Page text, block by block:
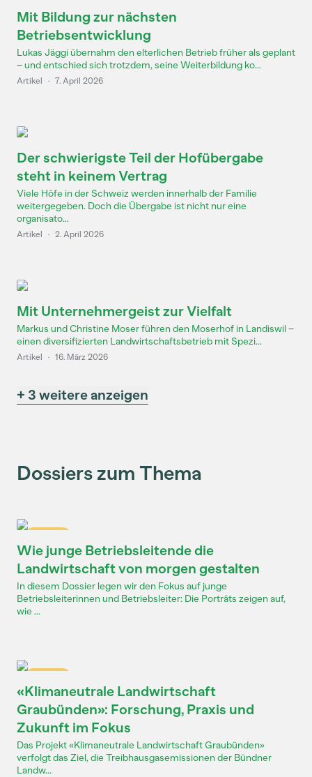
Mit Bildung zur nächsten
Betriebsentwicklung
Lukas Jäggi übernahm den elterlichen Betrieb früher als geplant
– und entschied sich trotzdem, seine Weiterbildung ko...
Artikel · 7. April 2026
Der schwierigste Teil der Hofübergabe
steht in keinem Vertrag
Viele Höfe in der Schweiz werden innerhalb der Familie
weitergegeben. Doch die Übergabe ist nicht nur eine
organisato...
Artikel · 2. April 2026
Mit Unternehmergeist zur Vielfalt
Markus und Christine Moser führen den Moserhof in Landiswil –
einen diversifizierten Landwirtschaftsbetrieb mit Spezi...
Artikel · 16. März 2026
+ 3 weitere anzeigen
Dossiers zum Thema
Wie junge Betriebsleitende die
Landwirtschaft von morgen gestalten
In diesem Dossier legen wir den Fokus auf junge
Betriebsleiterinnen und Betriebsleiter: Die Porträts zeigen auf,
wie ...
«Klimaneutrale Landwirtschaft
Graubünden»: Forschung, Praxis und
Zukunft im Fokus
Das Projekt «Klimaneutrale Landwirtschaft Graubünden»
verfolgt das Ziel, die Treibhausgasemissionen der Bündner
Landw...